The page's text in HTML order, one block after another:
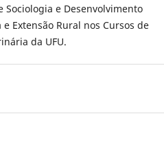
e Desenvolvimento
Extensão Rural nos Cursos de
da UFU.